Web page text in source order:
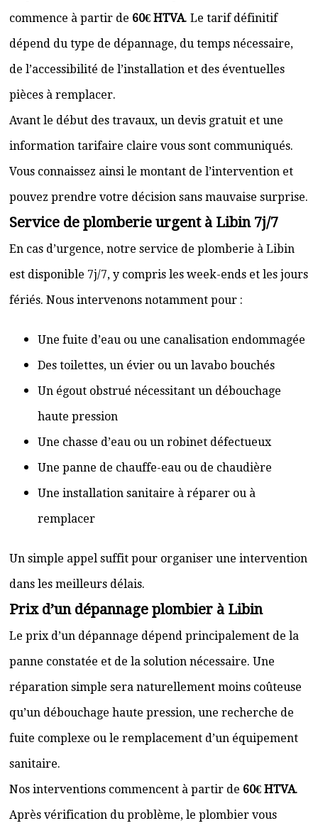
commence à partir de 60€ HTVA. Le tarif définitif
dépend du type de dépannage, du temps nécessaire,
de l’accessibilité de l’installation et des éventuelles
pièces à remplacer.
Avant le début des travaux, un devis gratuit et une
information tarifaire claire vous sont communiqués.
Vous connaissez ainsi le montant de l’intervention et
pouvez prendre votre décision sans mauvaise surprise.
Service de plomberie urgent à Libin 7j/7
En cas d’urgence, notre service de plomberie à Libin
est disponible 7j/7, y compris les week-ends et les jours
fériés. Nous intervenons notamment pour :
Une fuite d’eau ou une canalisation endommagée
Des toilettes, un évier ou un lavabo bouchés
Un égout obstrué nécessitant un débouchage
haute pression
Une chasse d’eau ou un robinet défectueux
Une panne de chauffe-eau ou de chaudière
Une installation sanitaire à réparer ou à
remplacer
Un simple appel suffit pour organiser une intervention
dans les meilleurs délais.
Prix d’un dépannage plombier à Libin
Le prix d’un dépannage dépend principalement de la
panne constatée et de la solution nécessaire. Une
réparation simple sera naturellement moins coûteuse
qu’un débouchage haute pression, une recherche de
fuite complexe ou le remplacement d’un équipement
sanitaire.
Nos interventions commencent à partir de 60€ HTVA.
Après vérification du problème, le plombier vous